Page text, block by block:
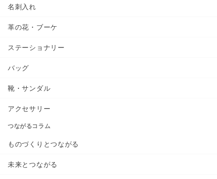
名刺入れ
革の花・ブーケ
ステーショナリー
バッグ
靴・サンダル
アクセサリー
つながるコラム
ものづくりとつながる
未来とつながる